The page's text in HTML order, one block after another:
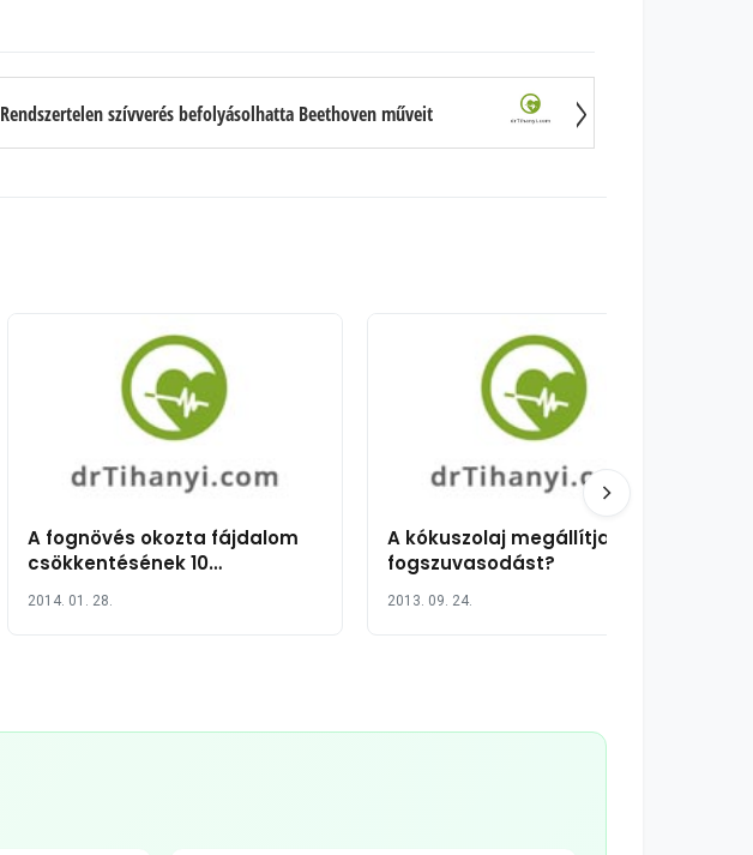
Rendszertelen szívverés befolyásolhatta Beethoven műveit
A fognövés okozta fájdalom
csökkentésének 10
2014. 01. 28.
A kókuszolaj megállítja a
fogszuvasodást?
2013. 09. 24.